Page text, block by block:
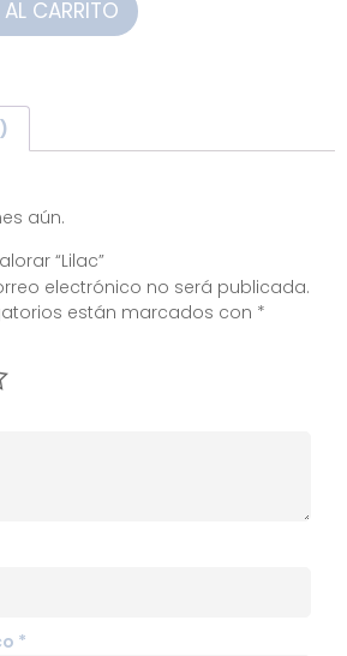
CARRITO
aún.
“Lilac”
electrónico no será publicada.
están marcados con *
*